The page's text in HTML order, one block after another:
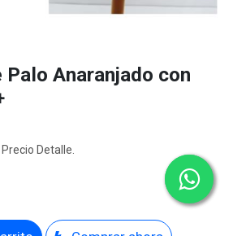
Anaranjado con
Precio Detalle.